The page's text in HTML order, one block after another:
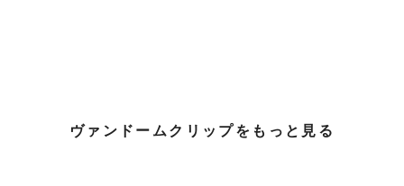
ヴァンドームクリップをもっと見る